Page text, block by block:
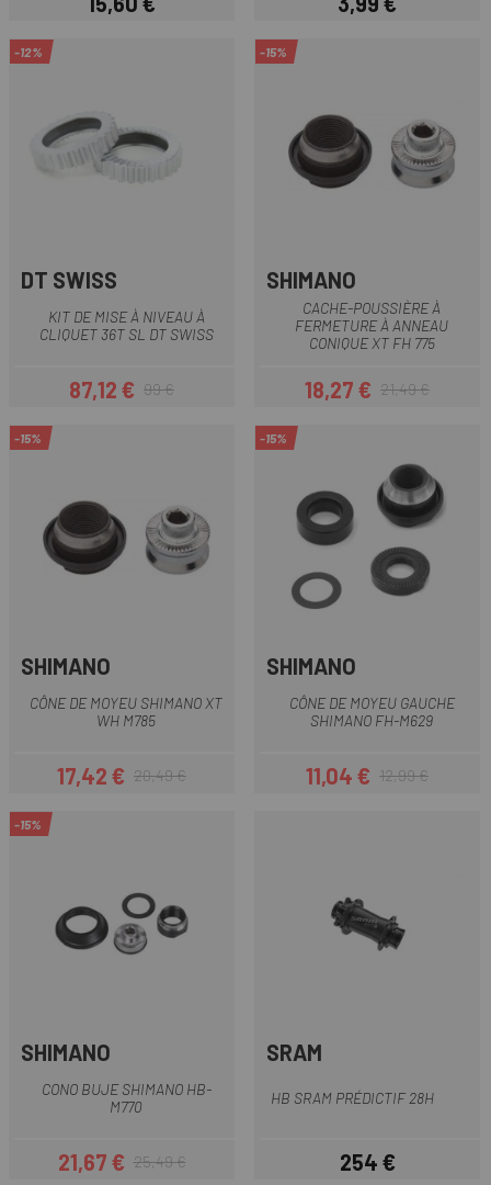
Prix Prix
-12%
DT SWISS
KIT DE MISE À NIVEAU À
CLIQUET 36T SL DT SWISS
Prix
87,12 €Prix habituel
99 €
-15%
SHIMANO
CACHE-POUSSIÈRE À
FERMETURE À ANNEAU
CONIQUE XT FH 775
Prix
18,27 €Prix habituel
21,49 €
-15%
SHIMANO
CÔNE DE MOYEU SHIMANO XT
WH M785
Prix
17,42 €Prix habituel
20,49 €
-15%
SHIMANO
CÔNE DE MOYEU GAUCHE
SHIMANO FH-M629
Prix
11,04 €Prix habituel
12,99 €
-15%
SHIMANO
CONO BUJE SHIMANO HB-
M770
Prix
21,67 €Prix habituel
25,49 €
SRAM
HB SRAM PRÉDICTIF 28H
Prix
254 €